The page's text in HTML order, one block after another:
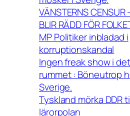
VÄNSTERNS CENSUR
BLIR RÄDD FÖR
MP Politiker inbladad i
korruptionskandal
Ingen freak show i
rummet : Böneutrop
Sverige.
Tyskland mörka DDR
lärorpolan